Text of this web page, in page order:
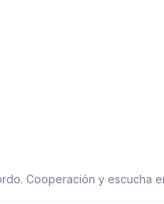
Cooperación y escucha